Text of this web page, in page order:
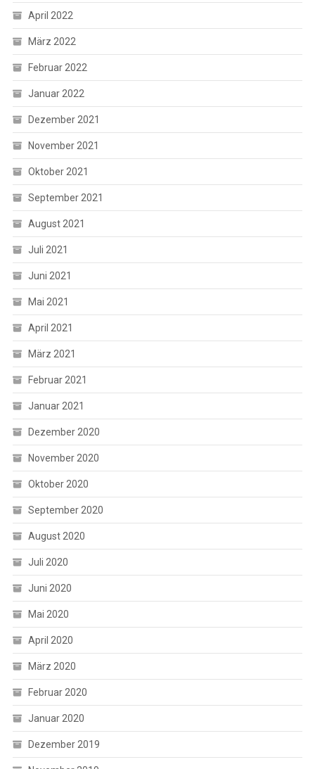
April 2022
März 2022
Februar 2022
Januar 2022
Dezember 2021
November 2021
Oktober 2021
September 2021
August 2021
Juli 2021
Juni 2021
Mai 2021
April 2021
März 2021
Februar 2021
Januar 2021
Dezember 2020
November 2020
Oktober 2020
September 2020
August 2020
Juli 2020
Juni 2020
Mai 2020
April 2020
März 2020
Februar 2020
Januar 2020
Dezember 2019